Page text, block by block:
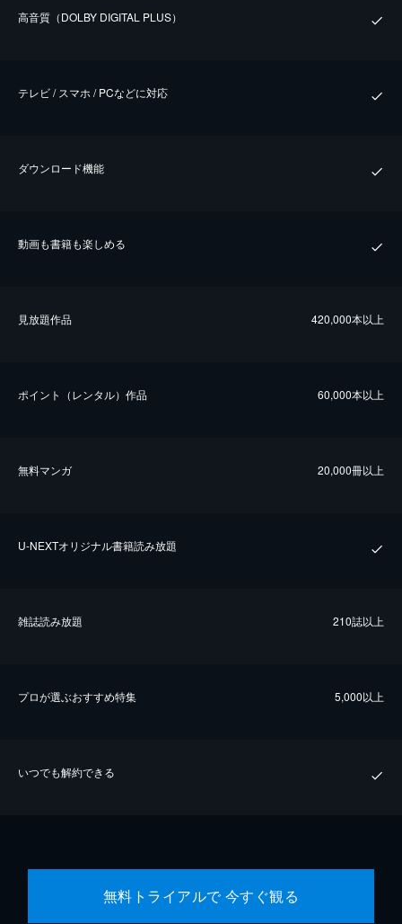
⾼⾳質（DOLBY DIGITAL PLUS）
テレビ / スマホ / PCなどに対応
ダウンロード機能
動画も書籍も楽しめる
⾒放題作品 420,000本以上
ポイント（レンタル）作品 60,000本以上
無料マンガ 20,000冊以上
U-NEXTオリジナル書籍読み放題
雑誌読み放題 210誌以上
プロが選ぶおすすめ特集 5,000以上
いつでも解約できる
無料トライアルで 今すぐ観る